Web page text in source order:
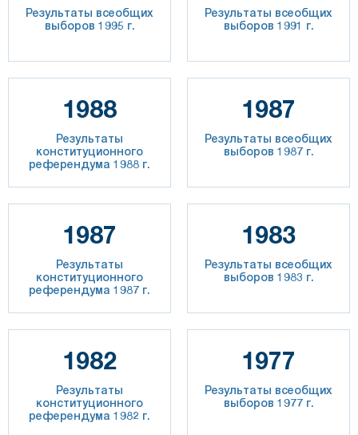
Результаты всеобщих
выборов 1995 г.
Результаты всеобщих
выборов 1991 г.
1988
Результаты
конституционного
референдума 1988 г.
1987
Результаты всеобщих
выборов 1987 г.
1987
Результаты
конституционного
референдума 1987 г.
1983
Результаты всеобщих
выборов 1983 г.
1982
Результаты
конституционного
референдума 1982 г.
1977
Результаты всеобщих
выборов 1977 г.